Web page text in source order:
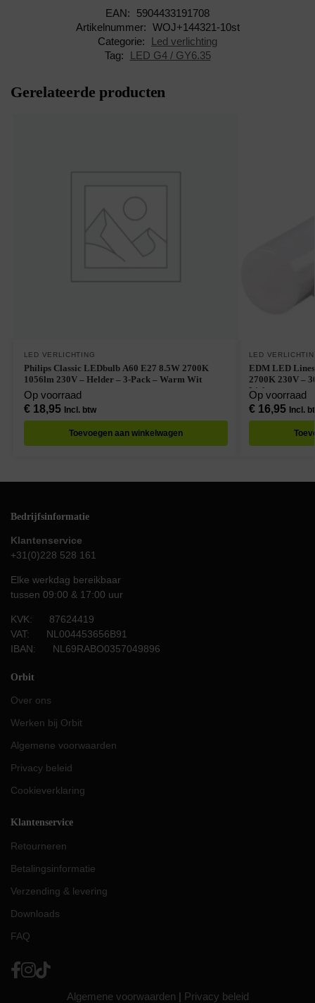
EAN:
5904433191708
Artikelnummer: WOJ+144321-10st
Categorie:
Led verlichting
Tag:
LED G4 / GY6.35
Gerelateerde producten
LED VERLICHTING
Philips Classic LEDbulb A60 E27 8.5W 2700K
1056lm 230V – Helder – 3-Pack – Warm Wit
Op voorraad
€18,95 Incl. btw
Toevoegen aan winkelwagen
LED
EDM LED Linestra
2700K 230V –
Licht
Op voorraad
€16,95 Incl.
Bedrijfsinformatie
Klantenservice
+31(0)228 528 161
Elke werkdag bereikbaar
tussen 09:00 & 17:00 uur
KVK: 87624419
VAT: NL004453656B91
IBAN: NL69RABO0357049896
Orbit
Over ons
Werken bij Orbit
Algemene voorwaarden
Privacy beleid
Cookieverklaring
Klantenservice
Retourneren
Betalingsinformatie
Verzending & levering
Downloads
FAQ
Algemene voorwaarden | Privacy beleid